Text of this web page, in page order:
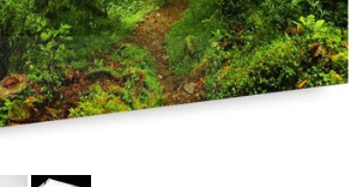
Doppelt antippen zum
vergrößern